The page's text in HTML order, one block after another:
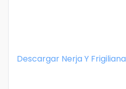
Descargar Nerja Y Frigiliana